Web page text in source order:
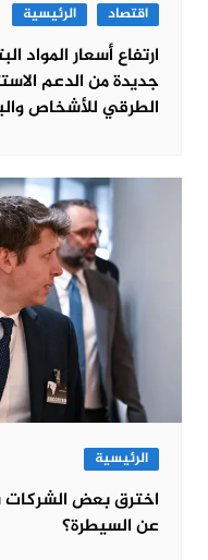
اقتصاد الرئيسية
ارتفاع أسعار المواد
جديدة من الدعم
الطرقي للأشخاص
الرئيسية
اخترق بعض الشركات
عن السيطرة؟